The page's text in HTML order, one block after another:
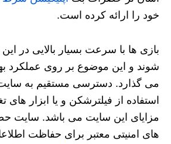
خود را ارائه کرده است.
بازی ها با سرعت بسیار بالایی در
شوند و این موضوع بر روی عملکرد
می گذارد. دسترسی مستقیم به سایت
مزایای این سایت می باشد. سایت
های امنیتی معتبر برای حفاظت